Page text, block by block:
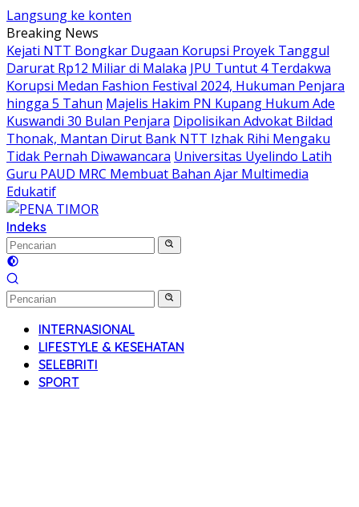
Langsung ke konten
Breaking News
Kejati NTT Bongkar Dugaan Korupsi Proyek Tanggul
Darurat Rp12 Miliar di Malaka JPU Tuntut 4 Terdakwa
Korupsi Medan Fashion Festival 2024, Hukuman Penjara
hingga 5 Tahun Majelis Hakim PN Kupang Hukum Ade
Kuswandi 30 Bulan Penjara Dipolisikan Advokat Bildad
Thonak, Mantan Dirut Bank NTT Izhak Rihi Mengaku
Tidak Pernah Diwawancara Universitas Uyelindo Latih
Guru PAUD MRC Membuat Bahan Ajar Multimedia
Edukatif
Indeks
INTERNASIONAL
LIFESTYLE & KESEHATAN
SELEBRITI
SPORT